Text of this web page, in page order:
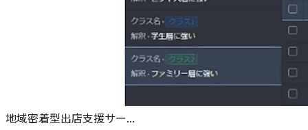
地域密着型出店支援サー...